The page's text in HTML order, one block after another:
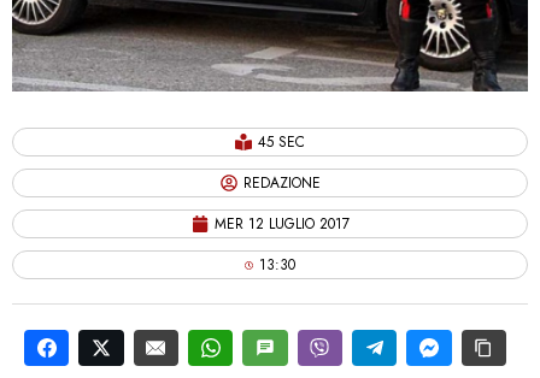
45 SEC
REDAZIONE
MER 12 LUGLIO 2017
13:30